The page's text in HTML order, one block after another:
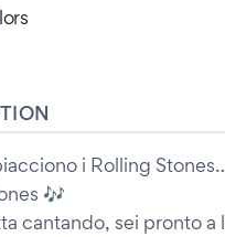
i Rolling
🎶
cantando, sei pronto a